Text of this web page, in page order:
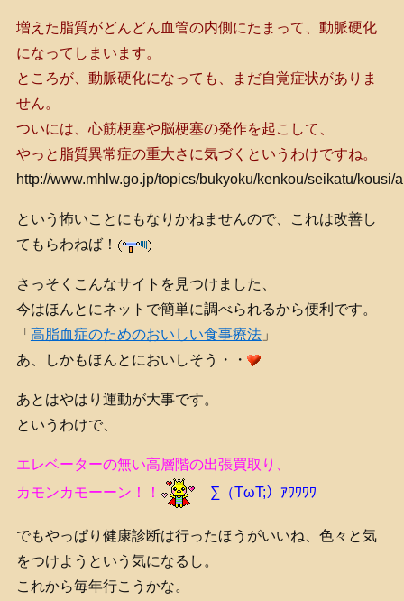
増えた脂質がどんどん血管の内側にたまって、動脈硬化
になってしまいます。
ところが、動脈硬化になっても、まだ自覚症状がありま
せん。
ついには、心筋梗塞や脳梗塞の発作を起こして、
やっと脂質異常症の重大さに気づくというわけですね。
http://www.mhlw.go.jp/topics/bukyoku/kenkou/seikatu/kousi/
という怖いことにもなりかねませんので、これは改善し
てもらわねば！
さっそくこんなサイトを見つけました、
今はほんとにネットで簡単に調べられるから便利です。
「 高脂血症のためのおいしい食事療法」
あ、しかもほんとにおいしそう・・
あとはやはり運動が大事です。
というわけで、
エレベーターの無い高層階の出張買取り、
カモンカモーーン！！
∑（TωT;）ｱﾜﾜﾜﾜ
でもやっぱり健康診断は行ったほうがいいね、色々と気
をつけようという気になるし。
これから毎年行こうかな。